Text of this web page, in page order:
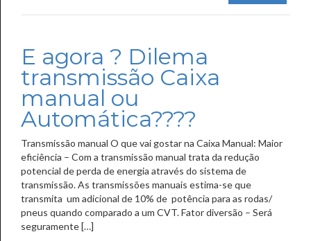
E agora ? Dilema
transmissão Caixa
manual ou
Automática????
Transmissão manual O que vai gostar na Caixa Manual: Maior
eficiência – Com a transmissão manual trata da redução
potencial de perda de energia através do sistema de
transmissão. As transmissões manuais estima-se que
transmita um adicional de 10% de potência para as rodas/
pneus quando comparado a um CVT. Fator diversão – Será
seguramente […]